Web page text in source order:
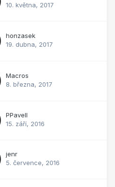
10. května, 2017
honzasek
19. dubna, 2017
Macros
8. března, 2017
PPavell
15. září, 2016
jenr
5. července, 2016